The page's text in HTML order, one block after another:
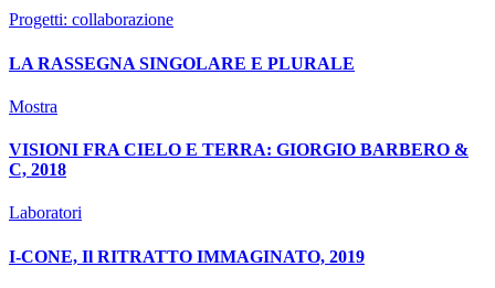
Progetti: collaborazione
LA RASSEGNA SINGOLARE E PLURALE
Mostra
VISIONI FRA CIELO E TERRA: GIORGIO BARBERO &
C, 2018
Laboratori
I-CONE, Il RITRATTO IMMAGINATO, 2019